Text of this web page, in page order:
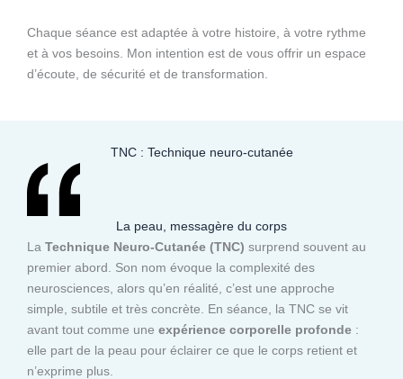
Chaque séance est adaptée à votre histoire, à votre rythme
et à vos besoins. Mon intention est de vous offrir un espace
d’écoute, de sécurité et de transformation.
TNC : Technique neuro-cutanée
La peau, messagère du corps
La Technique Neuro-Cutanée (TNC) surprend souvent au
premier abord. Son nom évoque la complexité des
neurosciences, alors qu’en réalité, c’est une approche
simple, subtile et très concrète. En séance, la TNC se vit
avant tout comme une expérience corporelle profonde :
elle part de la peau pour éclairer ce que le corps retient et
n’exprime plus.